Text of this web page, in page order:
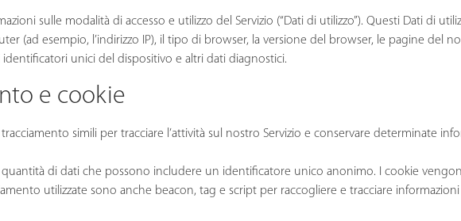
sulle modalità di accesso e utilizzo del Servizio (“Dati di utilizzo”). Questi Dati di
(ad esempio, l’indirizzo IP), il tipo di browser, la versione del browser, le pagine del
unici del dispositivo e altri dati diagnostici.
e cookie
simili per tracciare l’attività sul nostro Servizio e conservare determinate
quantità di dati che possono includere un identificatore unico anonimo. I cookie
utilizzate sono anche beacon, tag e script per raccogliere e tracciare